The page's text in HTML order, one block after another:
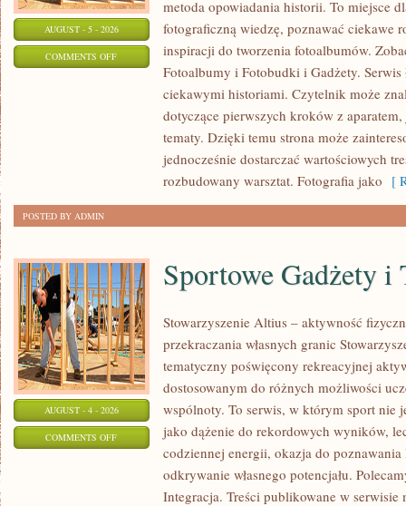
AUGUST - 5 - 2026
COMMENTS OFFON
FOTOGRAFIA
metoda opowiadania historii. To miejsce
fotograficzną wiedzę, poznawać ciekawe
inspiracji do tworzenia fotoalbumów.
Fotoalbumy i Fotobudki i Gadżety.
ciekawymi historiami. Czytelnik może
dotyczące pierwszych kroków z
tematy. Dzięki temu strona może
jednocześnie dostarczać wartościowych
rozbudowany warsztat. Fotografia jako [
POSTED BY ADMIN
AUGUST - 4 - 2026
COMMENTS OFFON
SPORTOWE
Sportowe Gadżety i
Stowarzyszenie Altius – aktywność
przekraczania własnych granic
tematyczny poświęcony rekreacyjnej
dostosowanym do różnych możliwości
wspólnoty. To serwis, w którym sport nie
jako dążenie do rekordowych wyników,
codziennej energii, okazja do
odkrywanie własnego potencjału.
Integracja. Treści publikowane w serwisie